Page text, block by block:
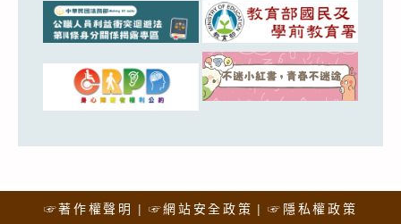
☞著作權聲明 ☞網站安全政策 ☞隱私權政策